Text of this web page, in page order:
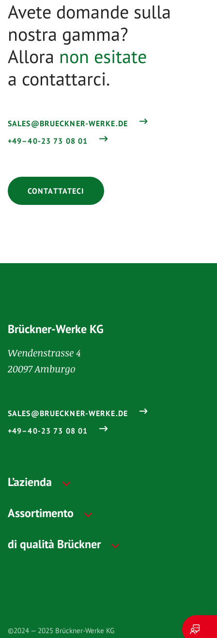
Avete domande sulla
nostra gamma?
Allora non esitate
a contattarci.
SALES@BRUECKNER-WERKE.DE
+49–40-23 73 08 01
CONTATTATECI
Brückner-Werke KG
Wendenstrasse 4
20097 Amburgo
SALES@BRUECKNER-WERKE.DE
+49–40-23 73 08 01
L’azienda
Assortimento
di qualità Brückner
©2024 — 2025 Brückner-Werke KG